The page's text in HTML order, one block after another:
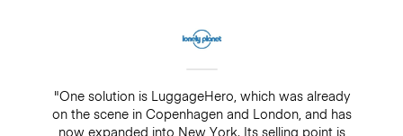
"One solution is LuggageHero, which was already
on the scene in Copenhagen and London, and has
now expanded into New York. Its selling point is